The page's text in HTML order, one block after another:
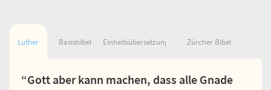
Luther Basisbibel Einheitsübersetzung Zürcher Bibel
“Gott aber kann machen, dass alle Gnade